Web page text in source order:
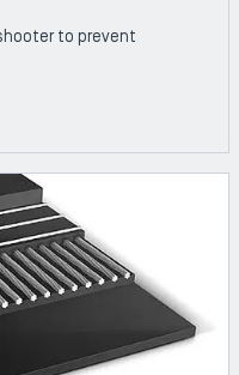
to prevent